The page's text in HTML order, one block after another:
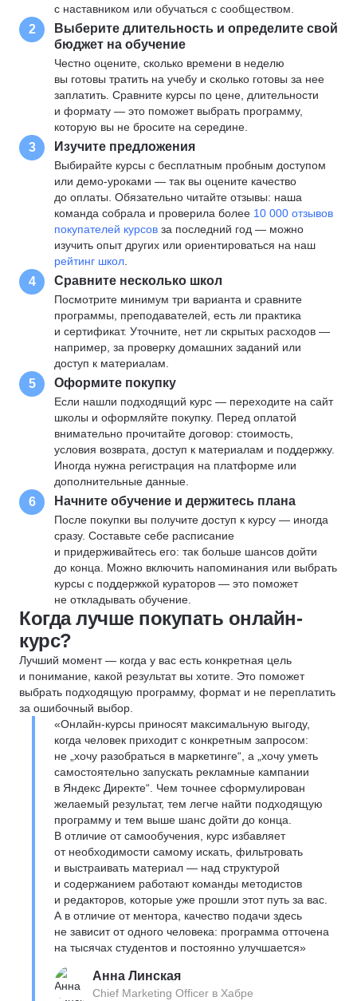
с наставником или обучаться с сообществом.
2
Выберите длительность и определите свой
бюджет на обучение
Честно оцените, сколько времени в неделю
вы готовы тратить на учебу и сколько готовы за нее
заплатить. Сравните курсы по цене, длительности
и формату — это поможет выбрать программу,
которую вы не бросите на середине.
3 Изучите предложения
Выбирайте курсы с бесплатным пробным доступом
или демо-уроками — так вы оцените качество
до оплаты. Обязательно читайте отзывы: наша
команда собрала и проверила более 10 000 отзывов
покупателей курсов за последний год — можно
изучить опыт других или ориентироваться на наш
рейтинг школ
4 Сравните несколько школ
Посмотрите минимум три варианта и сравните
программы, преподавателей, есть ли практика
и сертификат. Уточните, нет ли скрытых расходов —
например, за проверку домашних заданий или
доступ к материалам.
5 Оформите покупку
Если нашли подходящий курс — переходите на сайт
школы и оформляйте покупку. Перед оплатой
внимательно прочитайте договор: стоимость,
условия возврата, доступ к материалам и поддержку.
Иногда нужна регистрация на платформе или
дополнительные данные.
6 Начните обучение и держитесь плана
После покупки вы получите доступ к курсу — иногда
сразу. Составьте себе расписание
и придерживайтесь его: так больше шансов дойти
до конца. Можно включить напоминания или выбрать
курсы с поддержкой кураторов — это поможет
не откладывать обучение.
Когда лучше покупать онлайн-
курс?
Лучший момент — когда у вас есть конкретная цель
и понимание, какой результат вы хотите. Это поможет
выбрать подходящую программу, формат и не переплатить
за ошибочный выбор.
«Онлайн-курсы приносят максимальную выгоду,
когда человек приходит с конкретным запросом:
не „хочу разобраться в маркетинге“, а „хочу уметь
самостоятельно запускать рекламные кампании
в Яндекс Директе“. Чем точнее сформулирован
желаемый результат, тем легче найти подходящую
программу и тем выше шанс дойти до конца.
В отличие от самообучения, курс избавляет
от необходимости самому искать, фильтровать
и выстраивать материал — над структурой
и содержанием работают команды методистов
и редакторов, которые уже прошли этот путь за вас.
А в отличие от ментора, качество подачи здесь
не зависит от одного человека: программа отточена
на тысячах студентов и постоянно улучшается»
Анна Линская
Chief Marketing Officer в Хабре